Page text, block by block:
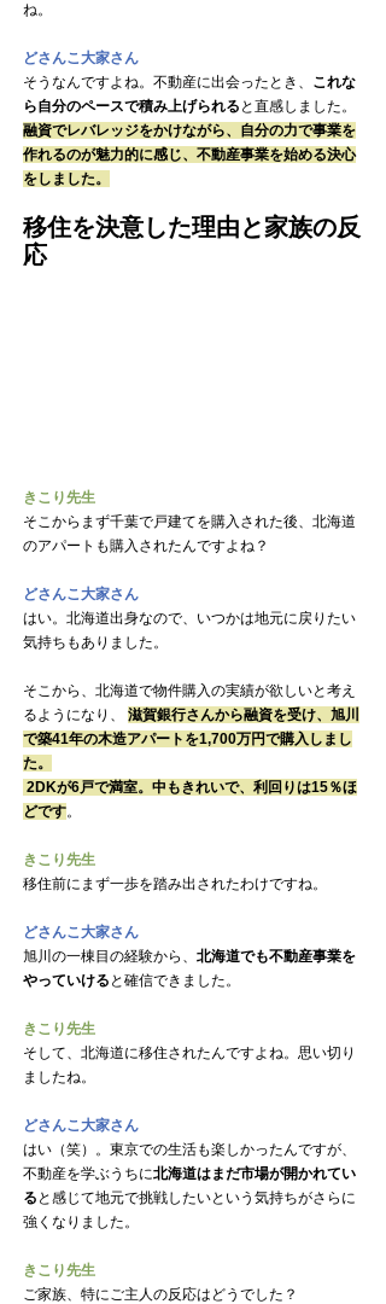
ね。
どさんこ大家さん
そうなんですよね。不動産に出会ったとき、 これな
ら自分のペースで積み上げられる と直感しました。
融資でレバレッジをかけながら、自分の力で事業を
作れるのが魅力的に感じ、不動産事業を始める決心
をしました。
移住を決意した理由と家族の反
応
きこり先生
そこからまず千葉で戸建てを購入された後、北海道
のアパートも購入されたんですよね？
どさんこ大家さん
はい。北海道出身なので、いつかは地元に戻りたい
気持ちもありました。
そこから、北海道で物件購入の実績が欲しいと考え
るようになり、 滋賀銀行さんから融資を受け、旭川
で築41年の木造アパートを1,700万円で購入しまし
た。
どです。
きこり先生
移住前にまず一歩を踏み出されたわけですね。
どさんこ大家さん
旭川の一棟目の経験から、 北海道でも不動産事業を
やっていける と確信できました。
きこり先生
そして、北海道に移住されたんですよね。思い切り
ましたね。
どさんこ大家さん
はい（笑）。東京での生活も楽しかったんですが、
不動産を学ぶうちに北海道はまだ市場が開かれてい
る と感じて地元で挑戦したいという気持ちがさらに
強くなりました。
きこり先生
ご家族、特にご主人の反応はどうでした？